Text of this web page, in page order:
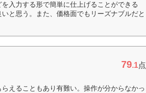
入力する形で簡単に仕上げることができる
と思う。また、価格面でもリーズナブルだと
79.1点
えることもあり有難い。操作が分からなかっ